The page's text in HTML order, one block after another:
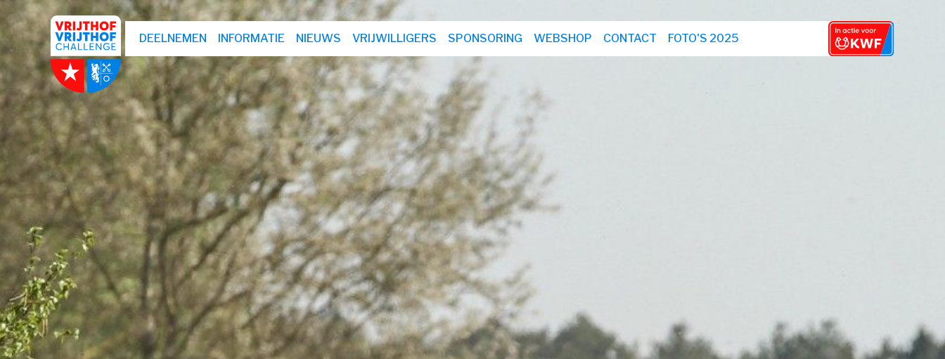
DEELNEMEN INFORMATIE NIEUWS VRIJWILLIGERS SPONSORING WEBSHOP CONTACT FOTO'S 2025